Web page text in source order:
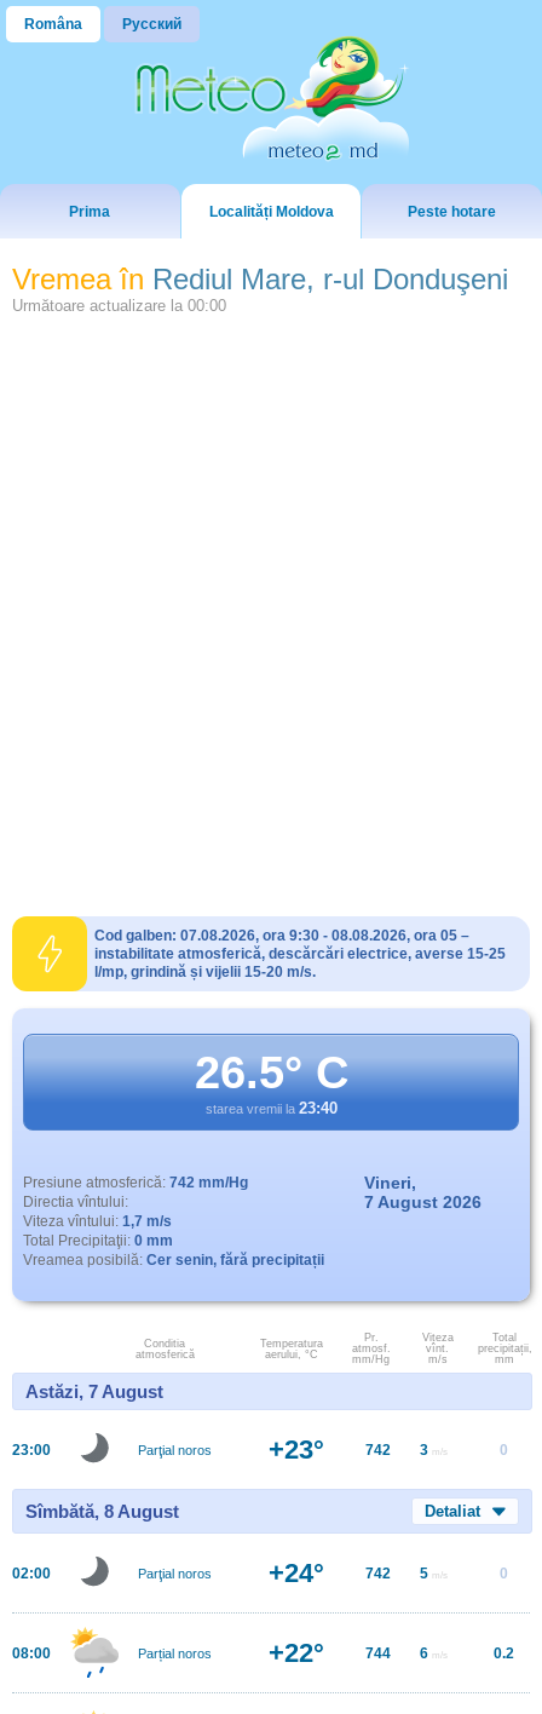
Româna Русский
Prima Localități Moldova Peste hotare
Vremea în Rediul Mare, r-ul Donduşeni
Următoare actualizare la 00:00
Cod galben: 07.08.2026, ora 9:30 - 08.08.2026, ora 05 –
instabilitate atmosferică, descărcări electrice, averse 15-25
l/mp, grindină și vijelii 15-20 m/s.
26.5° C
starea vremii la 23:40
Presiune atmosferică: 742 mm/Hg
Directia vîntului:
Viteza vîntului: 1,7 m/s
Total Precipitaţii: 0 mm
Vreamea posibilă: Cer senin, fără precipitații
Vineri,
7 August 2026
Conditia
atmosferică
Temperatura
aerului, °C
Pr.
atmosf.
mm/Hg
Viteza
vînt.
m/s
Total
precipitații,
mm
Astăzi, 7 August
23:00 Parţial noros +23° 742 3 m/s 0
Sîmbătă, 8 August Detaliat
02:00 Parţial noros +24° 742 5 m/s 0
08:00 Parțial noros +22° 744 6 m/s 0.2